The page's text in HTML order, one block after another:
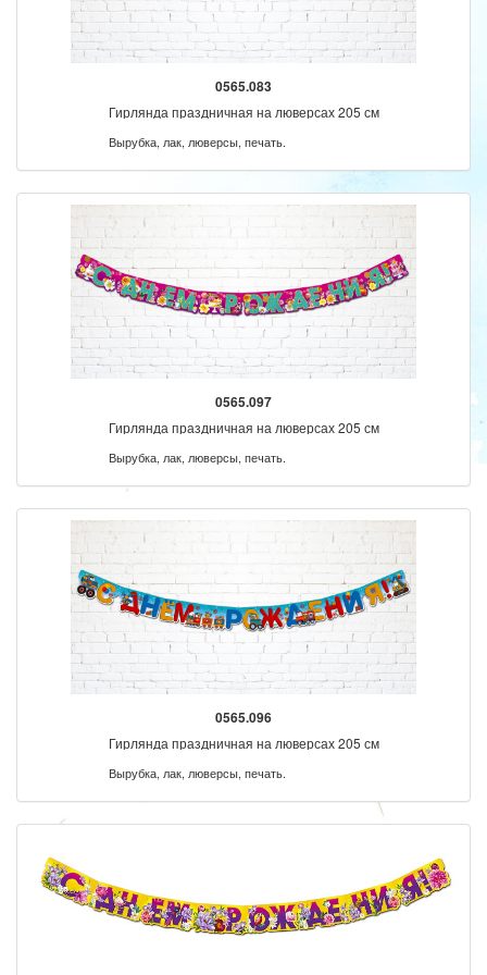
0565.083
Гирлянда праздничная на люверсах 205 см
Вырубка, лак, люверсы, печать.
0565.097
Гирлянда праздничная на люверсах 205 см
Вырубка, лак, люверсы, печать.
0565.096
Гирлянда праздничная на люверсах 205 см
Вырубка, лак, люверсы, печать.